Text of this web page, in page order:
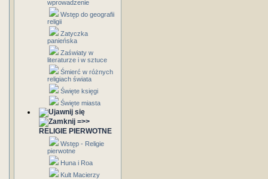
wprowadzenie
Wstęp do geografii
religii
Zatyczka
panieńska
Zaświaty w
literaturze i w sztuce
Śmierć w różnych
religiach świata
Święte księgi
Święte miasta
=>>
RELIGIE PIERWOTNE
Wstęp - Religie
pierwotne
Huna i Roa
Kult Macierzy